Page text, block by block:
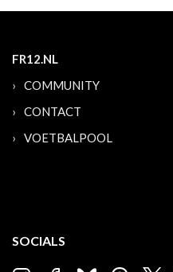
FR12.NL
COMMUNITY
CONTACT
VOETBALPOOL
SOCIALS